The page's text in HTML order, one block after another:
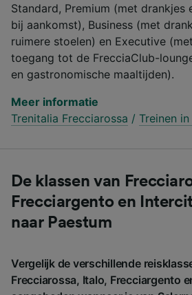
Standard, Premium (met drankjes
bij aankomst), Business (met
ruimere stoelen) en Executive
toegang tot de FrecciaClub-
en gastronomische maaltijden).
Meer informatie
Trenitalia Frecciarossa / Treinen
De klassen van
Frecciargento en
naar Paestum
Vergelijk de verschillende
Frecciarossa, Italo, Frecciargento